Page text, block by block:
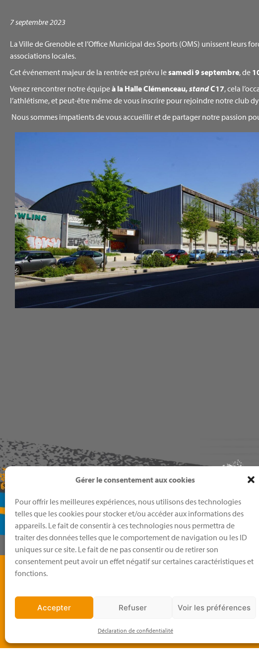
Gérer le consentement aux cookies
Pour offrir les meilleures expériences, nous utilisons des technologies
telles que les cookies pour stocker et/ou accéder aux informations des
appareils. Le fait de consentir à ces technologies nous permettra de
traiter des données telles que le comportement de navigation ou les ID
uniques sur ce site. Le fait de ne pas consentir ou de retirer son
consentement peut avoir un effet négatif sur certaines caractéristiques et
fonctions.
Accepter Refuser Voir les préférences
Déclaration de confidentialité
7 septembre 2023
La Ville de Grenoble et l’Office Municipal des Sports (OMS) unissent leurs
associations locales.
Cet événement majeur de la rentrée est prévu lesamedi 9 septembre, de
Venez rencontrer notre équipeà la Halle Clémenceau,standC17, cela
l’athlétisme, et peut-être même de vous inscrire pour rejoindre notre club
Nous sommes impatients de vous accueillir et de partager notre passion
Boutique